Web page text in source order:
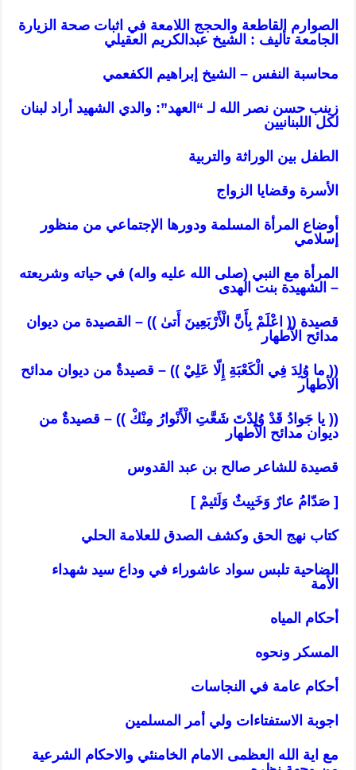
الصوارم القاطعة والحجج اللامعة في اثبات صحة الزيارة
الجامعة تأليف : الشيخ عبدالكريم العقيلي
محاسبة النفس – الشيخ إبراهيم الكفعمي
زينب حسن نصر الله لـ “العهد”: والدي الشهيد أراد لبنان
لكل اللبنانيين
الطفل بين الوراثة والتربية
الأسرة وقضايا الزواج
أوضاع المرأة المسلمة ودورها الإجتماعي من منظور
إسلامي
المرأة مع النبي (صلى الله عليه واله) في حياته وشريعته
– الشهيدة بنت الهدى
قصيدة (( اعْلَمْ بِأَنَّ الْأَرْبَعِينَ أَتىٰ )) – القصيدة من ديوان
مدائح الأطهار
(( ما وُلِدَ فِي الْكَعْبَةِ إِلّا عَلِيْ )) – قصيدةٌ من ديوان مدائح
الأطهار
(( يا جَوادُ قَدْ وُلِدْتَ شَعَّتِ الْأَنْوارُ مِنْكْ )) – قصيدةٌ من
ديوان مدائح الأطهار
قصيدة للشاعر صالح بن عبد القدوس
[ صَدّامُ عارٌ وَخَبِيثٌ وَلَئيمْ ]
كتاب نهج الحق وكشف الصدق للعلامة الحلي
الضاحية تلبس سواد عاشوراء في وداع سيد شهداء
الأمة
أحكام المياه
المسكر ونحوه
أحكام عامة في النجاسات
اجوبة الاستفتاءات ولي أمر المسلمين
مع اية الله العظمى الامام الخامنئي والاحكام الشرعية